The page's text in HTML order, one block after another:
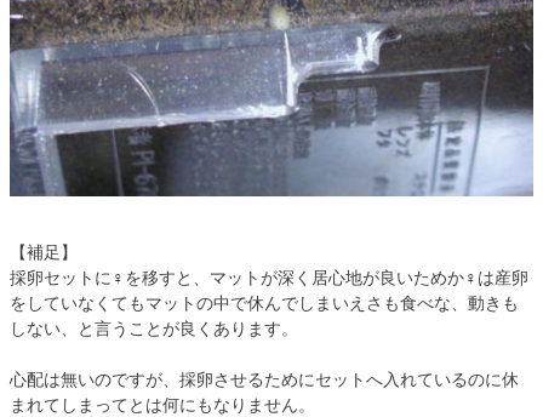
【補足】
採卵セットに♀を移すと、マットが深く居心地が良いためか♀は産卵
をしていなくてもマットの中で休んでしまいえさも食べな、動きも
しない、と言うことが良くあります。
心配は無いのですが、採卵させるためにセットへ入れているのに休
まれてしまってとは何にもなりません。